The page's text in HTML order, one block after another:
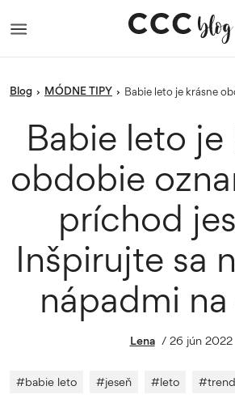
blog › MÓDNE TIPY › Babie leto je krásne
Babie leto je
obdobie
príchod
Inšpirujte sa
nápadmi
Lena / 26 jún 2022
#babie leto #jeseň #leto #